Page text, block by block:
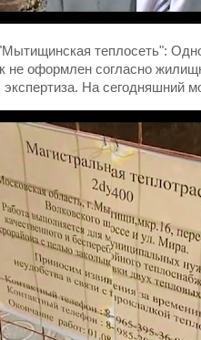
теплосеть":
не оформлен согласно
На сегодняшний